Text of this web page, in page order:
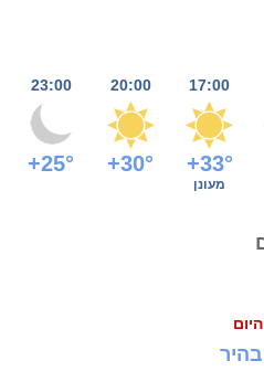
17:00
20:00
23:00
+33°
+30°
+25°
מעונן
היום
בהיר